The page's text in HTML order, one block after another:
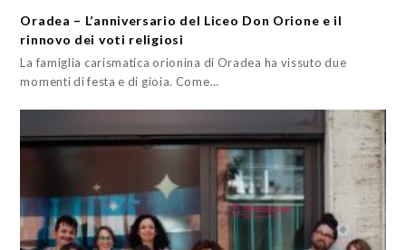
Oradea – L’anniversario del Liceo Don Orione e il
rinnovo dei voti religiosi
La famiglia carismatica orionina di Oradea ha vissuto due
momenti di festa e di gioia. Come…